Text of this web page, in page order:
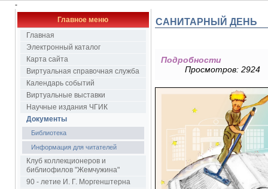
-
Главное меню
Главная
Электронный каталог
Карта сайта
Виртуальная справочная служба
Календарь событий
Виртуальные выставки
Научные издания ЧГИК
Документы
Библиотека
Информация для читателей
Клуб коллекционеров и
библиофилов "Жемчужина"
90 - летие И. Г. Моргенштерна
САНИТАРНЫЙ ДЕНЬ
Подробности
Просмотров: 2924